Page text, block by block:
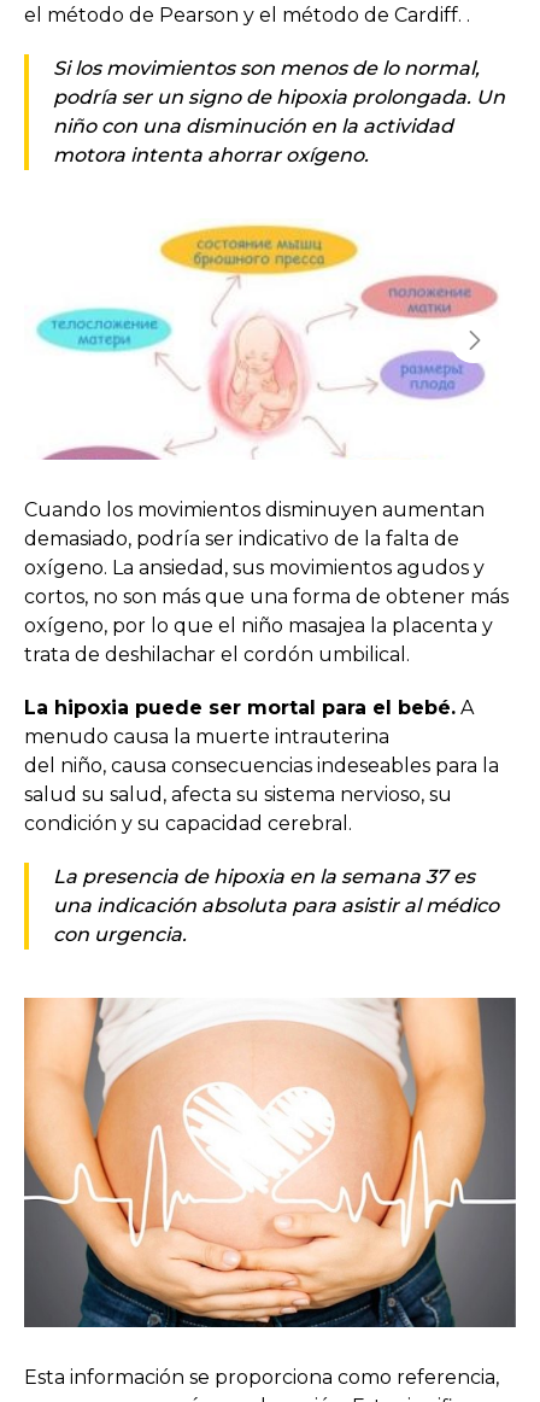
el método de Pearson y el método de Cardiff. .
Si los movimientos son menos de lo normal,
podría ser un signo de hipoxia prolongada. Un
niño con una disminución en la actividad
motora intenta ahorrar oxígeno.
Cuando los movimientos disminuyen aumentan
demasiado, podría ser indicativo de la falta de
oxígeno. La ansiedad, sus movimientos agudos y
cortos, no son más que una forma de obtener más
oxígeno, por lo que el niño masajea la placenta y
trata de deshilachar el cordón umbilical.
La hipoxia puede ser mortal para el bebé. A
menudo causa la muerte intrauterina
del niño, causa consecuencias indeseables para la
salud su salud, afecta su sistema nervioso, su
condición y su capacidad cerebral.
La presencia de hipoxia en la semana 37 es
una indicación absoluta para asistir al médico
con urgencia.
Esta información se proporciona como referencia,